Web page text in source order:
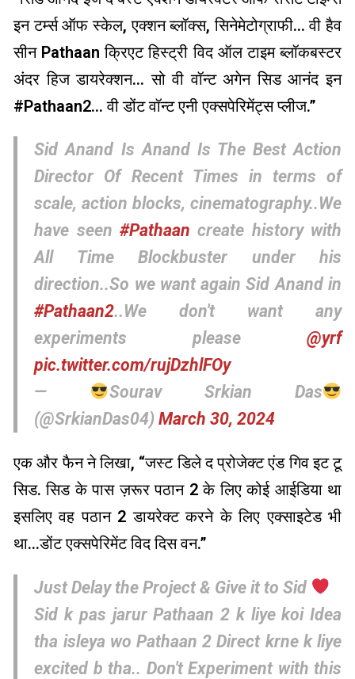
इन टर्म्स ऑफ स्केल, एक्शन ब्लॉक्स, सिनेमेटोग्राफी… वी हैव
सीन Pathaan क्रिएट हिस्ट्री विद ऑल टाइम ब्लॉकबस्टर
अंदर हिज डायरेक्शन… सो वी वॉन्ट अगेन सिड आनंद इन
#Pathaan2… वी डोंट वॉन्ट एनी एक्सपेरिमेंट्स प्लीज.”
Sid Anand Is Anand Is The Best Action
Director Of Recent Times in terms of
scale, action blocks, cinematography..We
have seen #Pathaan create history with
All Time Blockbuster under his
direction..So we want again Sid Anand in
#Pathaan2..We don't want any
experiments please @yrf
pic.twitter.com/rujDzhlFOy
—
Sourav Srkian Das
(@SrkianDas04)March 30, 2024
एक और फैन ने लिखा, “जस्ट डिले द प्रोजेक्ट एंड गिव इट टू
सिड. सिड के पास ज़रूर पठान 2 के लिए कोई आईडिया था
इसलिए वह पठान 2 डायरेक्ट करने के लिए एक्साइटेड भी
था…डोंट एक्सपेरिमेंट विद दिस वन.”
Just Delay the Project & Give it to Sid
Sid k pas jarur Pathaan 2 k liye koi Idea
tha isleya wo Pathaan 2 Direct krne k liye
excited b tha.. Don't Experiment with this